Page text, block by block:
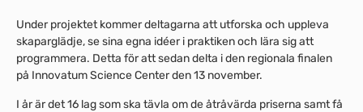
Under projektet kommer deltagarna att utforska och uppleva
skaparglädje, se sina egna idéer i praktiken och lära sig att
programmera. Detta för att sedan delta i den regionala finalen
på Innovatum Science Center den 13 november.
I år är det 16 lag som ska tävla om de åtråvärda priserna samt få